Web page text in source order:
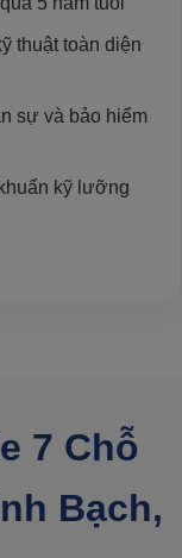
thuật toàn diện
sự và bảo hiểm
kỹ lưỡng
7 Chỗ
Bạch,